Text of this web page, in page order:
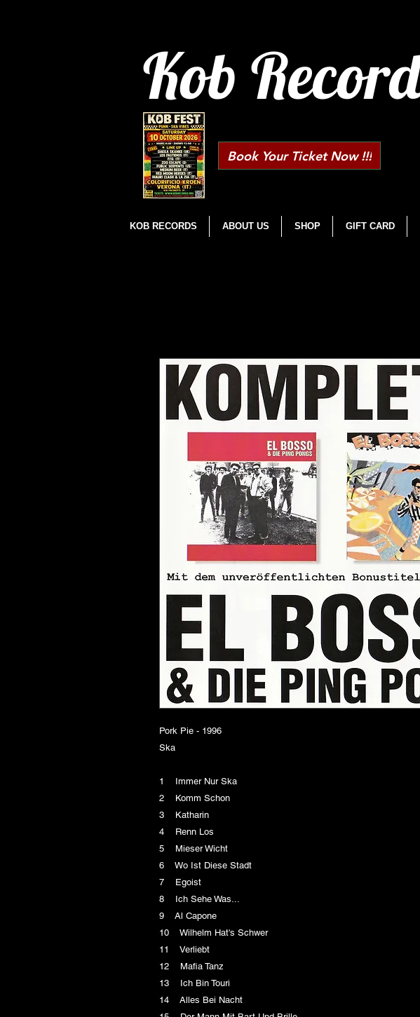
Kob
Book Your Ticket Now !!!
KOB RECORDS ABOUT US SHOP GIFT CARD
Pork Pie - 1996
Ska
1 Immer Nur Ska
2 Komm Schon
3 Katharin
4 Renn Los
5 Mieser Wicht
6 Wo Ist Diese Stadt
7 Egoist
8 Ich Sehe Was...
9 Al Capone
10 Wilhelm Hat's Schwer
11 Verliebt
12 Mafia Tanz
13 Ich Bin Touri
14 Alles Bei Nacht